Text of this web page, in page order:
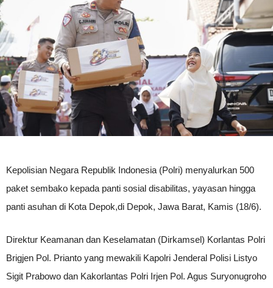
Kepolisian Negara Republik Indonesia (Polri) menyalurkan 500
paket sembako kepada panti sosial disabilitas, yayasan hingga
panti asuhan di Kota Depok,di Depok, Jawa Barat, Kamis (18/6).
Direktur Keamanan dan Keselamatan (Dirkamsel) Korlantas Polri
Brigjen Pol. Prianto yang mewakili Kapolri Jenderal Polisi Listyo
Sigit Prabowo dan Kakorlantas Polri Irjen Pol. Agus Suryonugroho